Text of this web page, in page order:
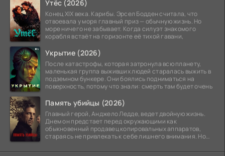
Утёс (2026)
Конец XIX века. Карибы. Эрсел Бодден считала, что
отвоевала у моря главный приз — обычную жизнь. Но
море ничего не забывает. Когда силуэт знакомого
корабля встаёт на горизонте её тихой гавани,
Укрытие (2026)
После катастрофы, которая затронула всю планету,
маленькая группа выживших людей старалась выжить в
подземном бункере. Они боялись подниматься на
поверхность, потому что знали: смерть там будет очень
Память убийцы (2026)
Главный герой, Анджело Ледде, ведет двойную жизнь.
Днем он предстает перед окружающими как
обыкновенный продавец копировальных аппаратов,
стараясь не привлекать к себе лишнего внимания. Но